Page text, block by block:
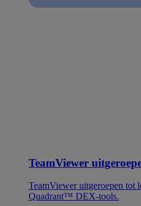
TeamViewer
TeamViewer uitgeroepen
Quadrant™ DEX-tools.